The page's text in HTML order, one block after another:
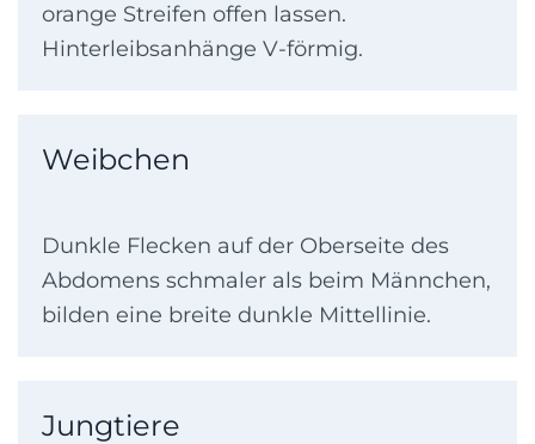
orange Streifen offen lassen.
Hinterleibsanhänge V-förmig.
Weibchen
Dunkle Flecken auf der Oberseite des
Abdomens schmaler als beim Männchen,
bilden eine breite dunkle Mittellinie.
Jungtiere